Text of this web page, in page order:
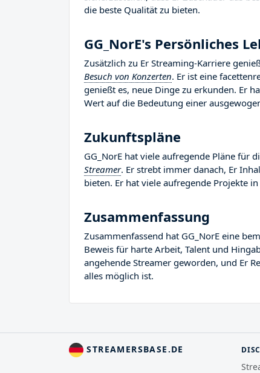
die beste Qualität zu bieten.
GG_NorE's Persönliches
Zusätzlich zu Er Streaming-Karriere
Besuch von Konzerten. Er ist eine
genießt es, neue Dinge zu erkunden. Er
Wert auf die Bedeutung einer
Zukunftspläne
GG_NorE hat viele aufregende Pläne für
Streamer. Er strebt immer danach, Er
bieten. Er hat viele aufregende Projekte
Zusammenfassung
Zusammenfassend hat GG_NorE eine
Beweis für harte Arbeit, Talent und
angehende Streamer geworden, und Er
alles möglich ist.
STREAMERSBASE.DE